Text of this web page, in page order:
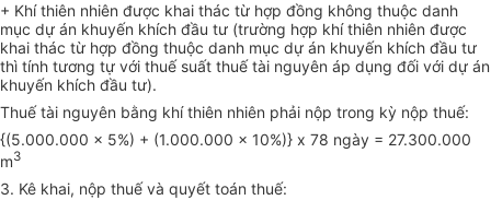
+ Khí thiên nhiên được khai thác từ hợp đồng không thuộc danh
mục dự án khuyến khích đầu tư (trường hợp khí thiên nhiên được
khai thác từ hợp đồng thuộc danh mục dự án khuyến khích đầu tư
thì tính tương tự với thuế suất thuế tài nguyên áp dụng đối với dự án
khuyến khích đầu tư).
Thuế tài nguyên bằng khí thiên nhiên phải nộp trong kỳ nộp thuế:
{(5.000.000 x 5%) + (1.000.000 x 10%)} x 78 ngày = 27.300.000
m3
3. Kê khai, nộp thuế và quyết toán thuế: